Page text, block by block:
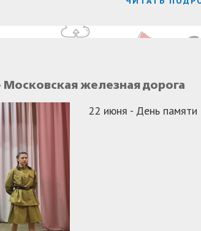
железная дорога
22 июня - День памяти